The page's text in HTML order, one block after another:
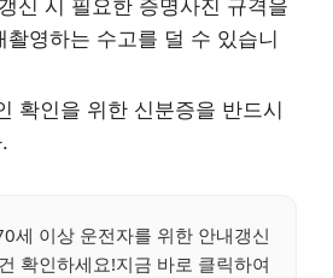
갱신 시 필요한 증명사진 규격을
촬영하는 수고를 덜 수 있습니
확인을 위한 신분증을 반드시
세 이상 운전자를 위한 안내갱신
확인하세요!지금 바로 클릭하여